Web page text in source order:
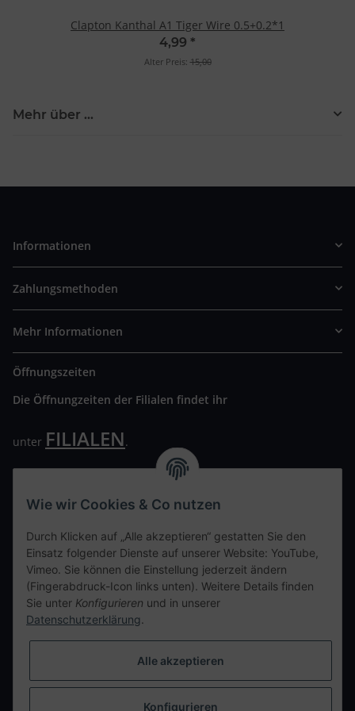
Clapton Kanthal A1 Tiger Wire 0.5+0.2*1
4,99 *
Alter Preis: 15,00
Mehr über ...
Informationen
Zahlungsmethoden
Mehr Informationen
Öffnungszeiten
Die Öffnungzeiten der Filialen findet ihr
unter FILIALEN.
Wir freuen uns auf Euren Besuch. Bitte beachtet die
Kontaktdaten
tweet
teilen
Wie wir Cookies & Co nutzen
Durch Klicken auf „Alle akzeptieren“ gestatten Sie den
Einsatz folgender Dienste auf unserer Website: YouTube,
Vimeo. Sie können die Einstellung jederzeit ändern
(Fingerabdruck-Icon links unten). Weitere Details finden
Sie unter Konfigurieren und in unserer
Datenschutzerklärung.
Alle akzeptieren
Konfigurieren